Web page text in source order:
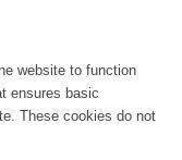
website to function
ensures basic
These cookies do not